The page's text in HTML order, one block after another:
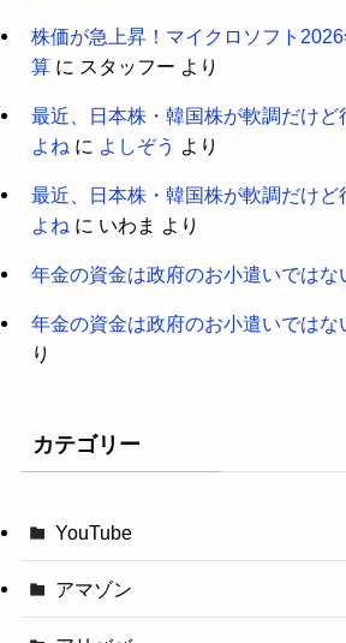
株価が急上昇！マイクロソフト
算に スタッフー より
最近、日本株・韓国株が軟調だけど
よね に よしぞう より
最近、日本株・韓国株が軟調だけど
よね に いわま より
年金の資金は政府のお小遣いではな
年金の資金は政府のお小遣いではな
り
カテゴリー
YouTube
アマゾン